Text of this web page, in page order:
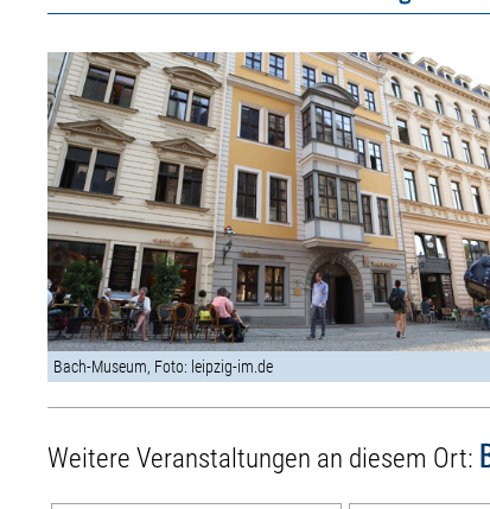
Bach-Museum, Foto: leipzig-im.de
Weitere Veranstaltungen an diesem Ort: